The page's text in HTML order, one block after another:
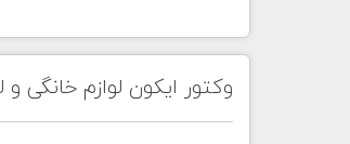
وکتور ایکون لوازم خانگی و